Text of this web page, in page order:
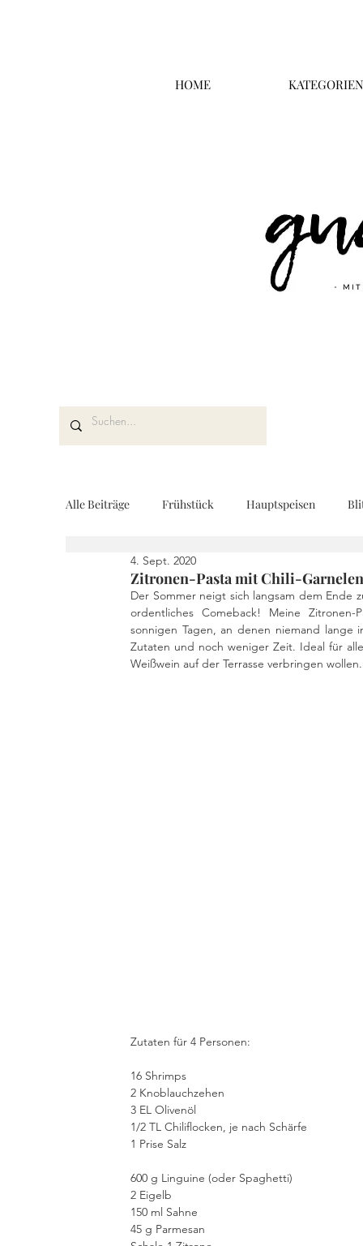
HOME KATEGORIEN
Alle Beiträge Frühstück Hauptspeisen
Kuchen und Desserts
Drinks Fingerfood Geschenke aus der
Zitronen-Pasta mit Chili-
4. Sept. 2020
Der Sommer neigt sich langsam dem Ende
ordentliches Comeback! Meine
sonnigen Tagen, an denen niemand
Zutaten und noch weniger Zeit. Ideal für
Weißwein auf der Terrasse verbringen wollen.
Zutaten für 4 Personen:
16 Shrimps
2 Knoblauchzehen
3 EL Olivenöl
1/2 TL Chiliflocken, je nach Schärfe
1 Prise Salz
600 g Linguine (oder Spaghetti)
2 Eigelb
150 ml Sahne
45 g Parmesan